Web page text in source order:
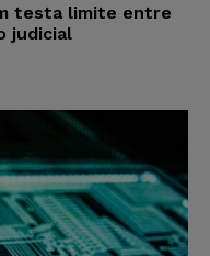
testa limite entre
judicial